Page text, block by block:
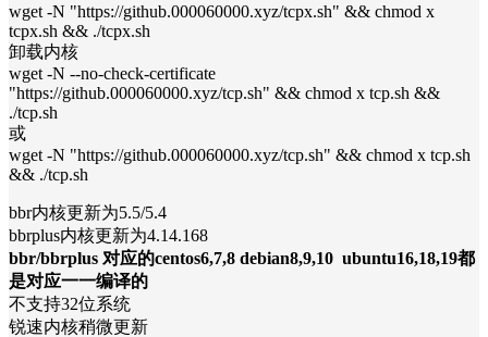
wget -N "https://github.000060000.xyz/tcpx.sh" && chmod x
tcpx.sh && ./tcpx.sh
卸载内核
wget -N --no-check-certificate
"https://github.000060000.xyz/tcp.sh" && chmod x tcp.sh &&
./tcp.sh
或
wget -N "https://github.000060000.xyz/tcp.sh" && chmod x tcp.sh
&& ./tcp.sh
bbr内核更新为5.5/5.4
bbrplus内核更新为4.14.168
bbr/bbrplus 对应的centos6,7,8 debian8,9,10 ubuntu16,18,19都
是对应一一编译的
不支持32位系统
锐速内核稍微更新